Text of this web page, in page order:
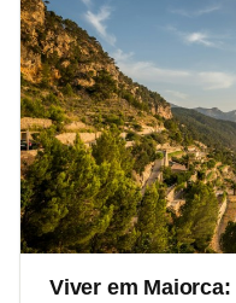
Viver em